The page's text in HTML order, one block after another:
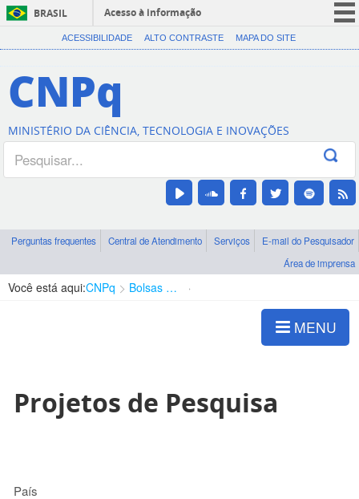
BRASIL
Acesso à informação
CORONAVÍRUS (COVID-19)
Canais
ACESSIBILIDADE ALTO CONTRASTE MAPA DO SITE
CNPq
MINISTÉRIO DA CIÊNCIA, TECNOLOGIA E INOVAÇÕES
Perguntas frequentes Central de Atendimento Serviços
E-mail do Pesquisador
Área de imprensa
Você está aqui:CNPq Bolsas e Auxílios Vigentes
MENU
Projetos de Pesquisa
País